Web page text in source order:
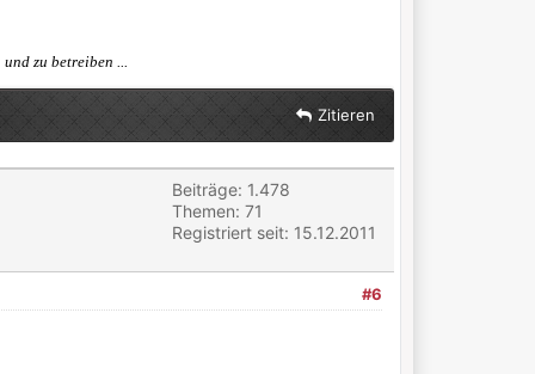
zu betreiben ...
Zitieren
Beiträge: 1.478
Themen: 71
Registriert seit: 15.12.2011
#6